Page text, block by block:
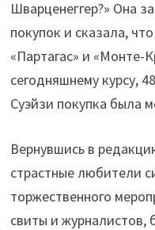
Шварценеггер?» Она
покупок и сказала,
«Партагас» и «Монте-
сегодняшнему курсу,
Суэйзи покупка была
Вернувшись в
страстные любители
торжественного
свиты и журналистов,